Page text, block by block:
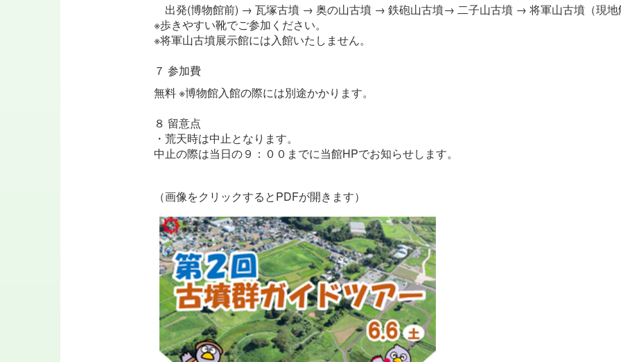
出発(博物館前) → 瓦塚古墳 → 奥の山古墳 → 鉄砲山古墳→ 二子山古墳 → 将軍山古墳（現地
※歩きやすい靴でご参加ください。
※将軍山古墳展示館には入館いたしません。
７ 参加費
無料※博物館入館の際には別途かかります。
８ 留意点
・荒天時は中止となります。
中止の際は当日の９：００までに当館HPでお知らせします。
（画像をクリックするとPDFが開きます）